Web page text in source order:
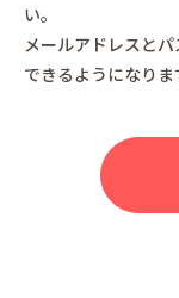
い。
メールアドレスと
できるようになりま